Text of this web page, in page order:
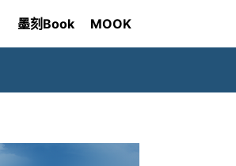
墨刻Book MOOK